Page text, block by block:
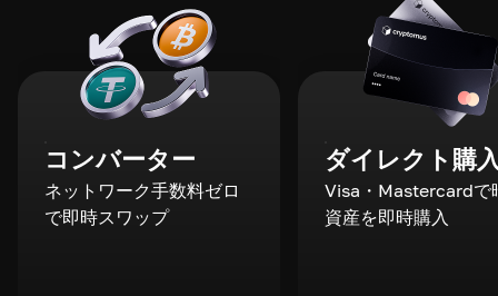
コンバーター
ネットワーク手数料ゼロ
で即時スワップ
ダイレクト購
Visa・Mastercardで
資産を即時購入